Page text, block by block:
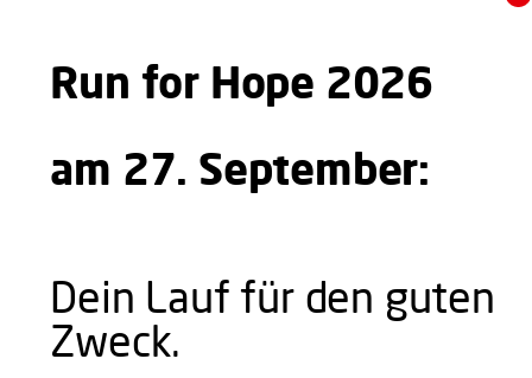
Run for Hope 2026
am 27. September:
Dein Lauf für den guten
Zweck.